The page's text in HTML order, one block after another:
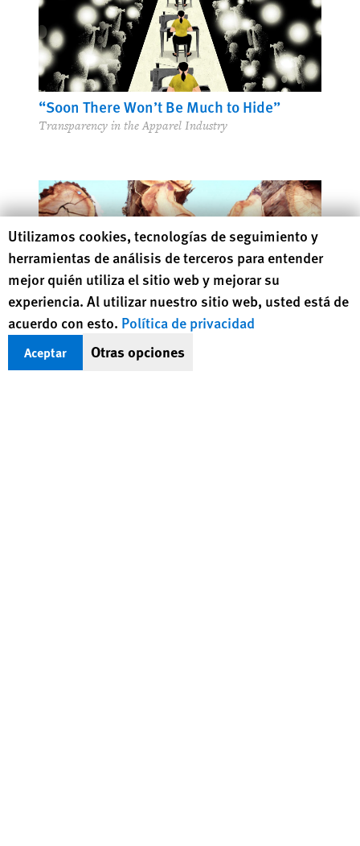
“Soon There Won’t Be Much to Hide”
Transparency in the Apparel Industry
Human Rights Watch cookie preferences
Utilizamos cookies, tecnologías de seguimiento y
herramientas de análisis de terceros para entender
mejor quién utiliza el sitio web y mejorar su
experiencia. Al utilizar nuestro sitio web, usted está de
acuerdo con esto. Política de privacidad
Aceptar Otras opciones